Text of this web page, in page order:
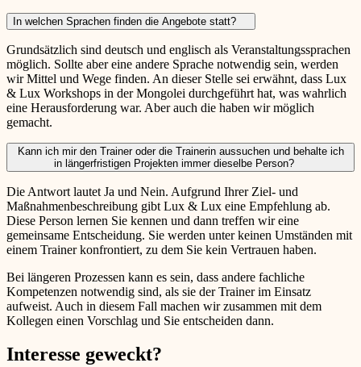
In welchen Sprachen finden die Angebote statt?
Grundsätzlich sind deutsch und englisch als Veranstaltungssprachen
möglich. Sollte aber eine andere Sprache notwendig sein, werden
wir Mittel und Wege finden. An dieser Stelle sei erwähnt, dass Lux
& Lux Workshops in der Mongolei durchgeführt hat, was wahrlich
eine Herausforderung war. Aber auch die haben wir möglich
gemacht.
Kann ich mir den Trainer oder die Trainerin aussuchen und behalte ich
in längerfristigen Projekten immer dieselbe Person?
Die Antwort lautet Ja und Nein. Aufgrund Ihrer Ziel- und
Maßnahmenbeschreibung gibt Lux & Lux eine Empfehlung ab.
Diese Person lernen Sie kennen und dann treffen wir eine
gemeinsame Entscheidung. Sie werden unter keinen Umständen mit
einem Trainer konfrontiert, zu dem Sie kein Vertrauen haben.
Bei längeren Prozessen kann es sein, dass andere fachliche
Kompetenzen notwendig sind, als sie der Trainer im Einsatz
aufweist. Auch in diesem Fall machen wir zusammen mit dem
Kollegen einen Vorschlag und Sie entscheiden dann.
Interesse geweckt?